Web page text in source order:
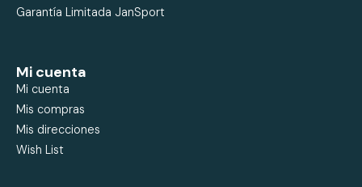
Garantía Limitada JanSport
Mi cuenta
Mi cuenta
Mis compras
Mis direcciones
Wish List